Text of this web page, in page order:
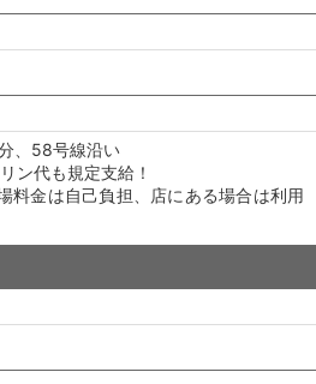
、58号線沿い
ン代も規定支給！
料金は自己負担、店にある場合は利用